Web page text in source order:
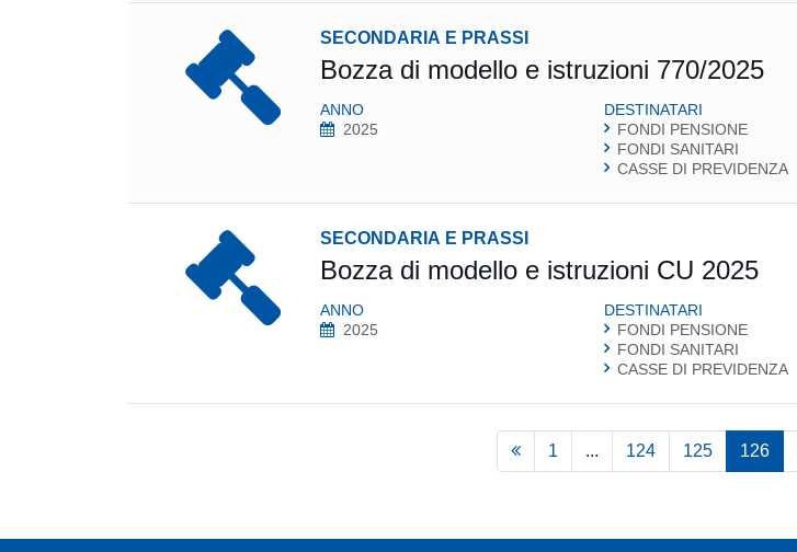
SECONDARIA E PRASSI
Bozza di modello e istruzioni 770/2025
ANNO
2025
DESTINATARI
FONDI PENSIONE
FONDI SANITARI
CASSE DI PREVIDENZA
SECONDARIA E PRASSI
Bozza di modello e istruzioni CU 2025
ANNO
2025
DESTINATARI
FONDI PENSIONE
FONDI SANITARI
CASSE DI PREVIDENZA
1 ... 124 125 126